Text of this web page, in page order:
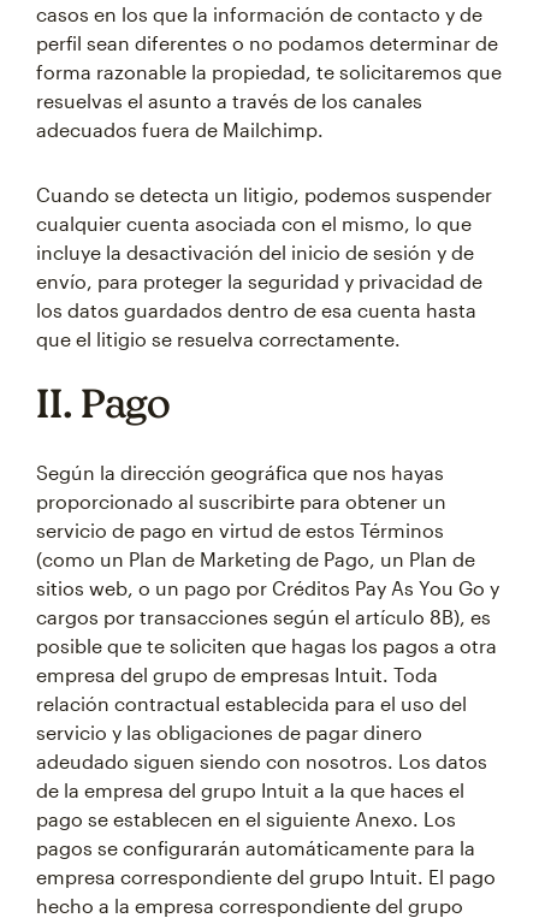
casos en los que la información de contacto y de
perfil sean diferentes o no podamos determinar de
forma razonable la propiedad, te solicitaremos que
resuelvas el asunto a través de los canales
adecuados fuera de Mailchimp.
Cuando se detecta un litigio, podemos suspender
cualquier cuenta asociada con el mismo, lo que
incluye la desactivación del inicio de sesión y de
envío, para proteger la seguridad y privacidad de
los datos guardados dentro de esa cuenta hasta
que el litigio se resuelva correctamente.
II. Pago
Según la dirección geográfica que nos hayas
proporcionado al suscribirte para obtener un
servicio de pago en virtud de estos Términos
(como un Plan de Marketing de Pago, un Plan de
sitios web, o un pago por Créditos Pay As You Go y
cargos por transacciones según el artículo 8B), es
posible que te soliciten que hagas los pagos a otra
empresa del grupo de empresas Intuit. Toda
relación contractual establecida para el uso del
servicio y las obligaciones de pagar dinero
adeudado siguen siendo con nosotros. Los datos
de la empresa del grupo Intuit a la que haces el
pago se establecen en el siguiente Anexo. Los
pagos se configurarán automáticamente para la
empresa correspondiente del grupo Intuit. El pago
hecho a la empresa correspondiente del grupo